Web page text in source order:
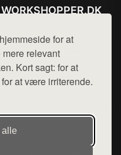
for at
relevant
Kort sagt: for at
at være irriterende.
alle
WORKSHOPPER.DK
Mail: hej@want.dk
Cookie- og privatlivspolitik
udgiver en række
produkter fra